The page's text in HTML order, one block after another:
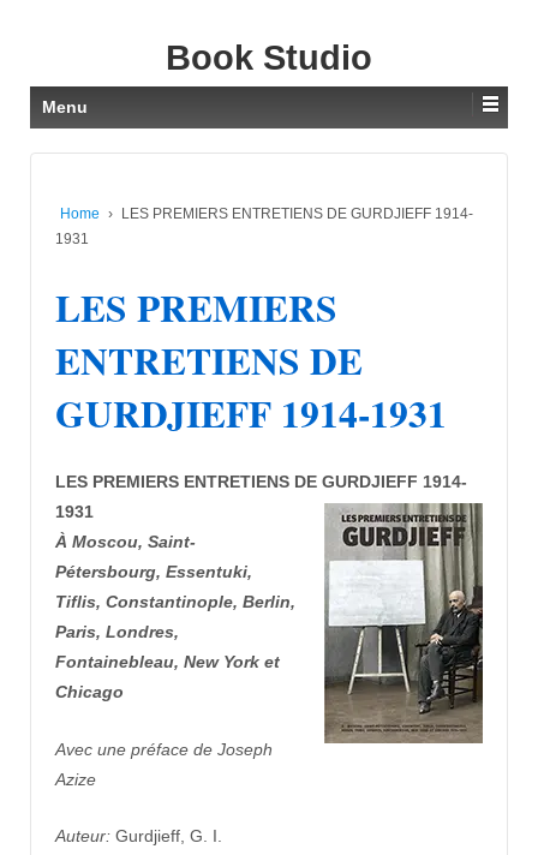
Book Studio
Menu
Home ›
LES PREMIERS ENTRETIENS DE GURDJIEFF 1914-
1931
LES PREMIERS
ENTRETIENS DE
GURDJIEFF 1914-1931
LES PREMIERS ENTRETIENS DE GURDJIEFF 1914-
1931
À Moscou, Saint-
Pétersbourg, Essentuki,
Tiflis, Constantinople, Berlin,
Paris, Londres,
Fontainebleau, New York et
Chicago
Avec une préface de Joseph
Azize
Auteur: Gurdjieff, G. I.